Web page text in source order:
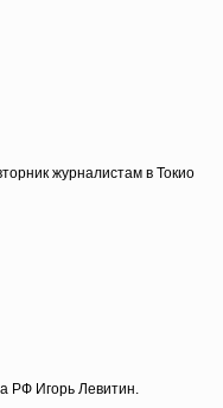
журналистам в Токио
РФ Игорь Левитин.